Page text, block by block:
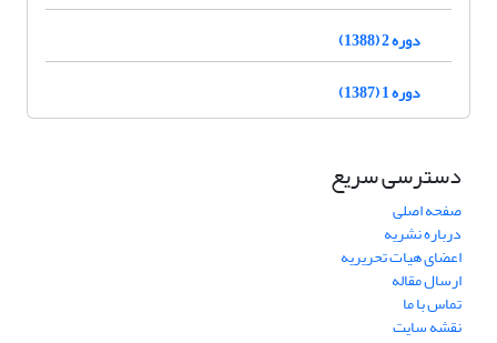
دوره 2 (1388)
دوره 1 (1387)
دسترسی سریع
صفحه اصلی
درباره نشریه
اعضای هیات تحریریه
ارسال مقاله
تماس با ما
نقشه سایت